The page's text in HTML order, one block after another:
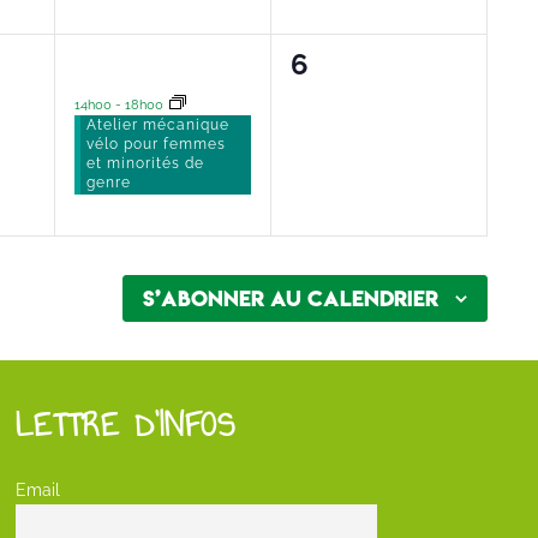
évènement,
14h00-18h00
Atelier mécanique
vélo pour femmes
et minorités de
genre
0
6
S’abonner au calendrier
LETTRE D’INFOS
Email